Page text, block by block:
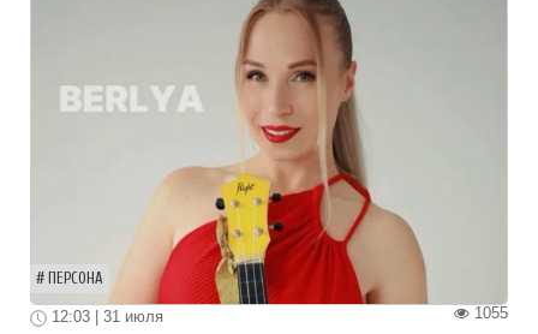
ПЕРСОНА
1055
12:03 | 31 июля